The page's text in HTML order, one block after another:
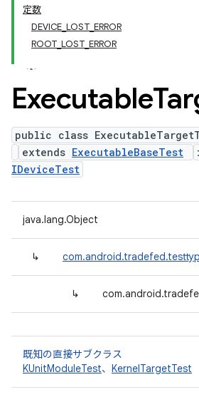
定数
DEVICE_LOST_ERROR
ROOT_LOST_ERROR
Executable
public class
extends ExecutableBaseTest
IDeviceTest
java.lang.Object
↳
↳
既知の直接サブクラス
KUnitModuleTest、 KernelTargetTest